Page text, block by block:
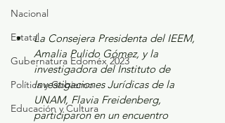
Nacional
Estatal
Gubernatura Edoméx 2023
Política y Gobierno
Educación y Cultura
La Consejera Presidenta del IEEM,
Amalia Pulido Gómez, y la
investigadora del Instituto de
Investigaciones Jurídicas de la
UNAM, Flavia Freidenberg,
participaron en un encuentro